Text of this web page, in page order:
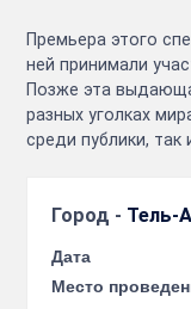
Премьера этого
ней принимали
Позже эта
разных уголках
среди публики, так
Город - Тель-
Дата
Место